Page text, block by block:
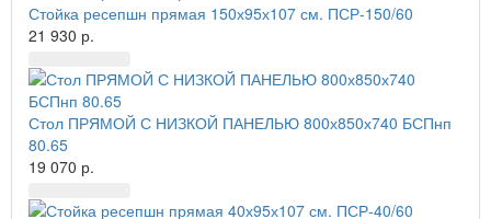
Стойка ресепшн прямая 150х95х107 см. ПСР-150/60
21 930 р.
Стол ПРЯМОЙ С НИЗКОЙ ПАНЕЛЬЮ 800х850х740 БСПнп
80.65
19 070 р.